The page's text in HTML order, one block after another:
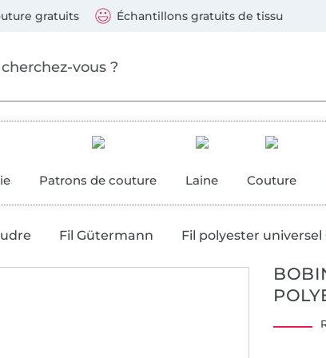
gratuits Échantillons gratuits de tissu
Patrons de couture Laine Couture
Fil Gütermann Fil polyester
suivants : Visa, Mastercard, Carte bleue,